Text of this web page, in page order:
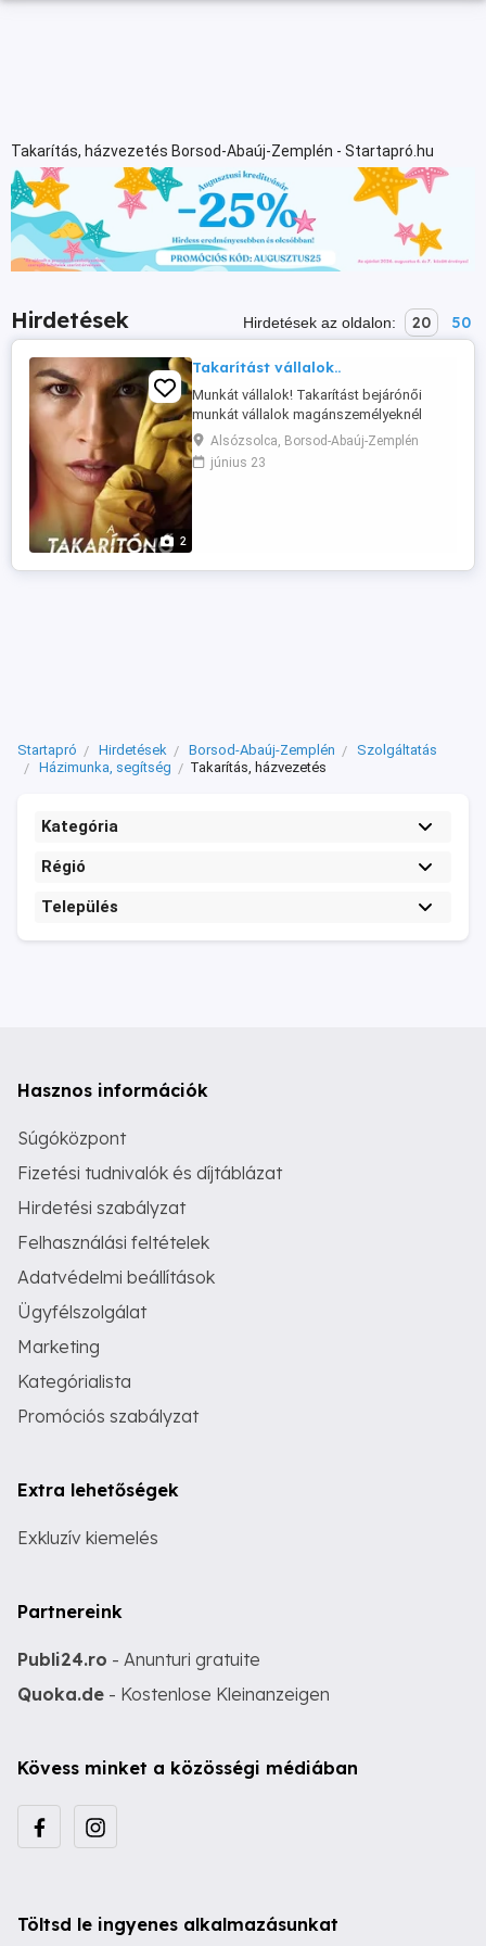
Takarítás, házvezetés Borsod-Abaúj-Zemplén - Startapró.hu
Hirdetések Hirdetések az oldalon: 20 50
2
Takarítást vállalok..
Munkát vállalok! Takarítást bejárónői
munkát vállalok magánszemélyeknél
kisebb apartmanokban irodakban arabin
lakásokban Heti i akár napi
rendszerességgel igény megbeszélés
Alsózsolca, Borsod-Abaúj-Zemplén
június 23
Startapró Hirdetések Borsod-Abaúj-Zemplén
Szolgáltatás
Házimunka, segítség
Takarítás, házvezetés
Kategória
Régió
Település
Hasznos információk
Súgóközpont
Fizetési tudnivalók és díjtáblázat
Hirdetési szabályzat
Felhasználási feltételek
Adatvédelmi beállítások
Ügyfélszolgálat
Marketing
Kategórialista
Promóciós szabályzat
Extra lehetőségek
Exkluzív kiemelés
Partnereink
Publi24.ro - Anunturi gratuite
Quoka.de - Kostenlose Kleinanzeigen
Kövess minket a közösségi médiában
Töltsd le ingyenes alkalmazásunkat